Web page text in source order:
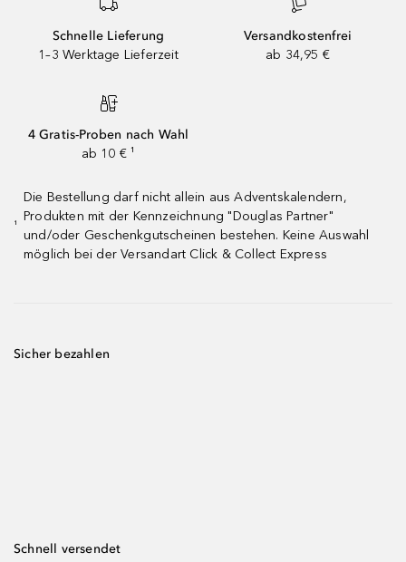
Schnelle Lieferung
1–3 Werktage Lieferzeit
Versandkostenfrei
ab 34,95 €
4 Gratis-Proben nach Wahl
ab 10 € ¹
¹
Die Bestellung darf nicht allein aus Adventskalendern,
Produkten mit der Kennzeichnung "Douglas Partner"
und/oder Geschenkgutscheinen bestehen. Keine Auswahl
möglich bei der Versandart Click & Collect Express
Sicher bezahlen
Schnell versendet